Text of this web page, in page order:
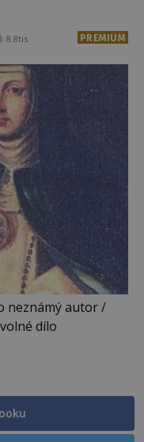
8.8tis PREMIUM
neznámý autor /
dílo